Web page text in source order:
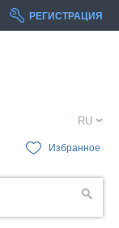
РЕГИСТРАЦИЯ
RU
Избранное